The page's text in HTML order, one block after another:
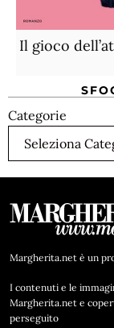
Il gioco
Categorie
Margherita.net è un
I contenuti e le
Margherita.net e
perseguito